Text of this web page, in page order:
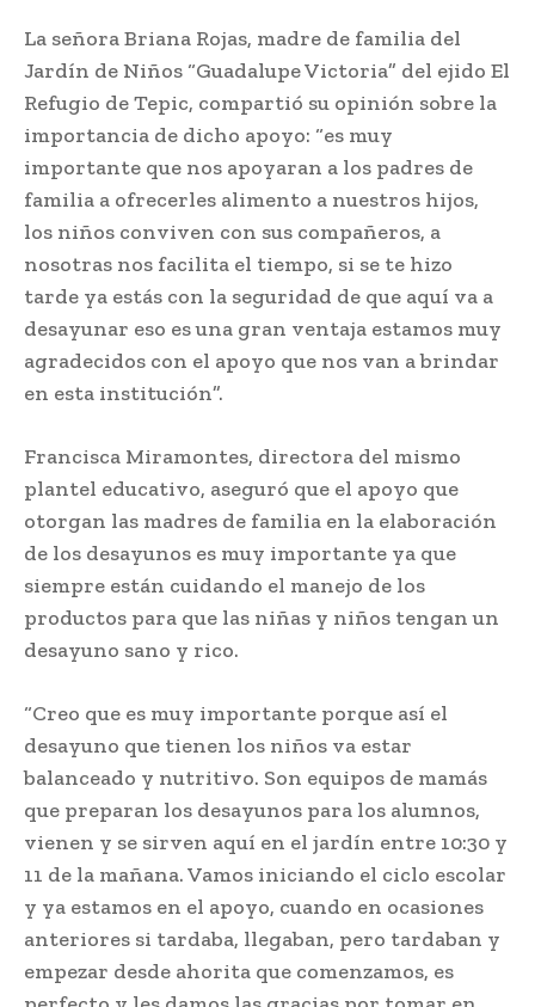
La señora Briana Rojas, madre de familia del
Jardín de Niños “Guadalupe Victoria” del ejido El
Refugio de Tepic, compartió su opinión sobre la
importancia de dicho apoyo: “es muy
importante que nos apoyaran a los padres de
familia a ofrecerles alimento a nuestros hijos,
los niños conviven con sus compañeros, a
nosotras nos facilita el tiempo, si se te hizo
tarde ya estás con la seguridad de que aquí va a
desayunar eso es una gran ventaja estamos muy
agradecidos con el apoyo que nos van a brindar
en esta institución”.
Francisca Miramontes, directora del mismo
plantel educativo, aseguró que el apoyo que
otorgan las madres de familia en la elaboración
de los desayunos es muy importante ya que
siempre están cuidando el manejo de los
productos para que las niñas y niños tengan un
desayuno sano y rico.
“Creo que es muy importante porque así el
desayuno que tienen los niños va estar
balanceado y nutritivo. Son equipos de mamás
que preparan los desayunos para los alumnos,
vienen y se sirven aquí en el jardín entre 10:30 y
11 de la mañana. Vamos iniciando el ciclo escolar
y ya estamos en el apoyo, cuando en ocasiones
anteriores si tardaba, llegaban, pero tardaban y
empezar desde ahorita que comenzamos, es